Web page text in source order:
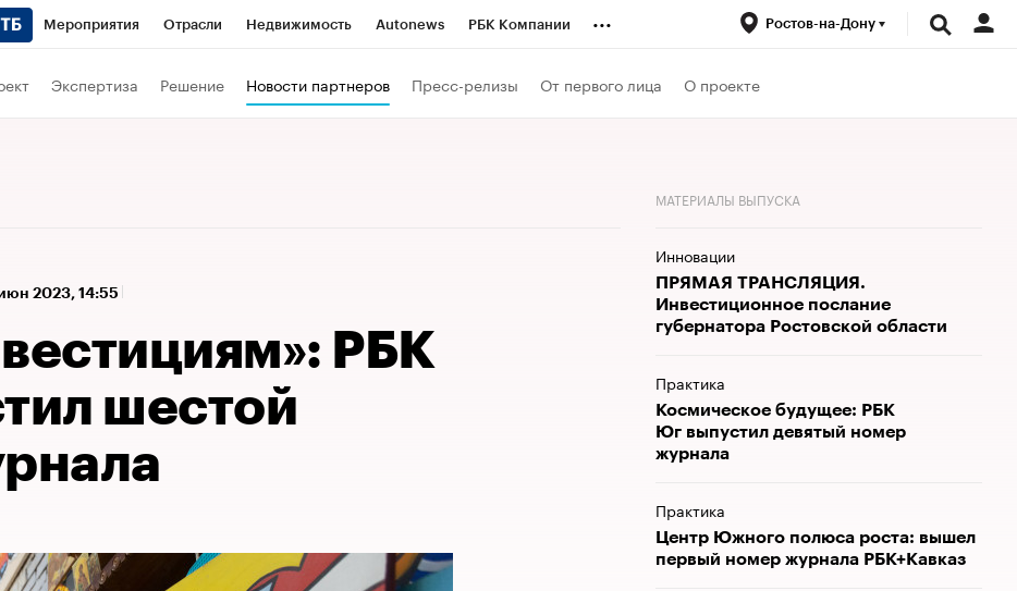
Мероприятия Отрасли Недвижимость Autonews РБК Компании ... Ростов-на-Дону
Экспертиза Решение Новости партнеров Пресс-релизы От первого лица О проекте
2023, 14:55
РБК
шестой
МАТЕРИАЛЫ ВЫПУСКА
Инновации
ПРЯМАЯ ТРАНСЛЯЦИЯ.
Инвестиционное послание
губернатора Ростовской области
Практика
Космическое будущее: РБК
Юг выпустил девятый номер
журнала
Практика
Центр Южного полюса роста: вышел
первый номер журнала РБК+Кавказ